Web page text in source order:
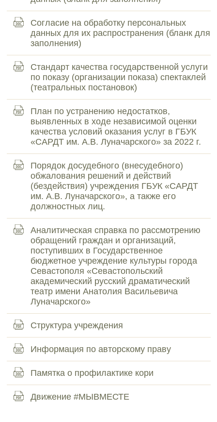
Согласие на обработку персональных
данных для их распространения (бланк для
заполнения)
Стандарт качества государственной услуги
по показу (организации показа) спектаклей
(театральных постановок)
План по устранению недостатков,
выявленных в ходе независимой оценки
качества условий оказания услуг в ГБУК
«САРДТ им. А.В. Луначарского» за 2022 г.
Порядок досудебного (внесудебного)
обжалования решений и действий
(бездействия) учреждения ГБУК «САРДТ
им. А.В. Луначарского», а также его
должностных лиц.
Аналитическая справка по рассмотрению
обращений граждан и организаций,
поступивших в Государственное
бюджетное учреждение культуры города
Севастополя «Севастопольский
академический русский драматический
театр имени Анатолия Васильевича
Луначарского»
Структура учреждения
Информация по авторскому праву
Памятка о профилактике кори
Движение #МЫВМЕСТЕ